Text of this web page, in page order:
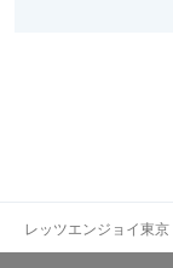
レッツエンジョイ東京